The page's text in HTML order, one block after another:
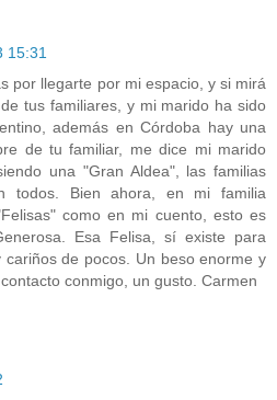
15:31
por llegarte por mi espacio, y si mirá
tus familiares, y mi marido ha sido
además en Córdoba hay una
de tu familiar, me dice mi marido
una "Gran Aldea", las familias
todos. Bien ahora, en mi familia
como en mi cuento, esto es
Esa Felisa, sí existe para
cariños de pocos. Un beso enorme y
conmigo, un gusto. Carmen